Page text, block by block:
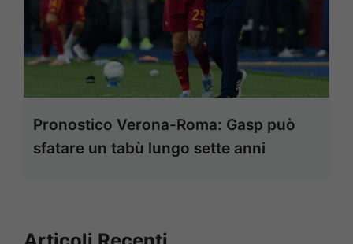
Pronostico Verona-Roma: Gasp può
sfatare un tabù lungo sette anni